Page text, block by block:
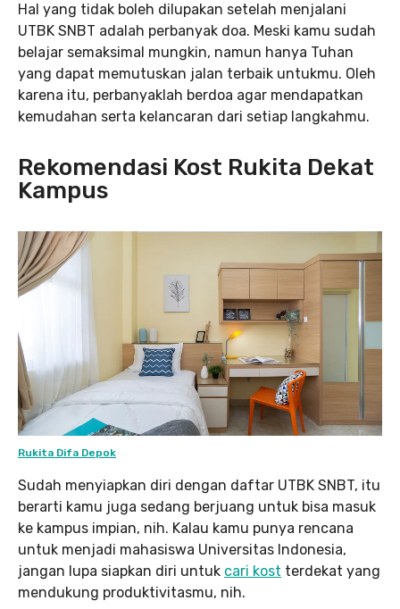
Hal yang tidak boleh dilupakan setelah menjalani
UTBK SNBT adalah perbanyak doa. Meski kamu sudah
belajar semaksimal mungkin, namun hanya Tuhan
yang dapat memutuskan jalan terbaik untukmu. Oleh
karena itu, perbanyaklah berdoa agar mendapatkan
kemudahan serta kelancaran dari setiap langkahmu.
Rekomendasi Kost Rukita Dekat
Kampus
Rukita Difa Depok
Sudah menyiapkan diri dengan daftar UTBK SNBT, itu
berarti kamu juga sedang berjuang untuk bisa masuk
ke kampus impian, nih. Kalau kamu punya rencana
untuk menjadi mahasiswa Universitas Indonesia,
jangan lupa siapkan diri untuk cari kost terdekat yang
mendukung produktivitasmu, nih.